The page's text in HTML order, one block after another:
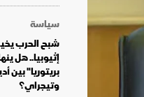
سياسة
شبح الحرب
إثيوبيا.. هل
بريتوريا" بين
وتيجراي؟